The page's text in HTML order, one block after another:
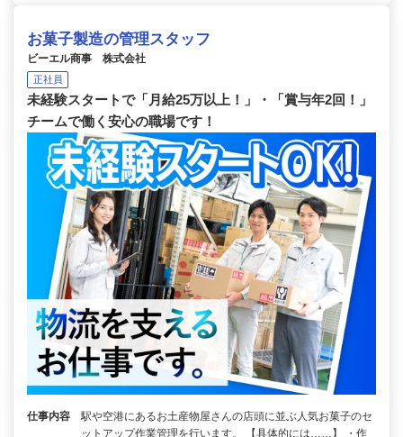
お菓子製造の管理スタッフ
ビーエル商事 株式会社
正社員
未経験スタートで「月給25万以上！」・「賞与年2回！」
チームで働く安心の職場です！
仕事内容
駅や空港にあるお土産物屋さんの店頭に並ぶ人気お菓子のセ
ットアップ作業管理を行います。 【具体的には……】 ・作